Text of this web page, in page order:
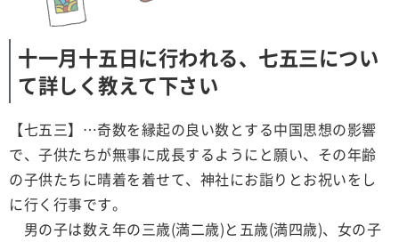
十一月十五日に行われる、七五三につい
て詳しく教えて下さい
【七五三】…奇数を縁起の良い数とする中国思想の影響
で、子供たちが無事に成長するようにと願い、その年齢
の子供たちに晴着を着せて、神社にお詣りとお祝いをし
に行く行事です。
男の子は数え年の三歳(満二歳)と五歳(満四歳)、女の子